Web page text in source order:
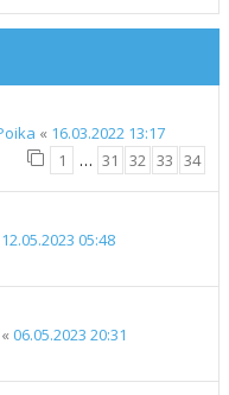
« 16.03.2022 13:17
1 … 31 32 33 34
12.05.2023 05:48
« 06.05.2023 20:31